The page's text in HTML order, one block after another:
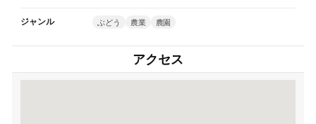
ジャンル ぶどう 農業 農園
アクセス